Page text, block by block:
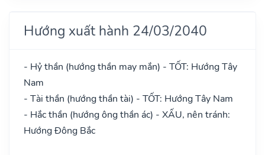
Hướng xuất hành 24/03/2040
- Hỷ thần (hướng thần may mắn) - TỐT: Hướng Tây
Nam
- Tài thần (hướng thần tài) - TỐT: Hướng Tây Nam
- Hắc thần (hướng ông thần ác) - XẤU, nên tránh:
Hướng Đông Bắc